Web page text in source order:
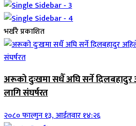
भर्खरै प्रकाशित
अरूको दुःखमा सधैँ अघि सर्ने
लागि संघर्षरत
२०८० फाल्गुन १३, आईतवार १४:२६